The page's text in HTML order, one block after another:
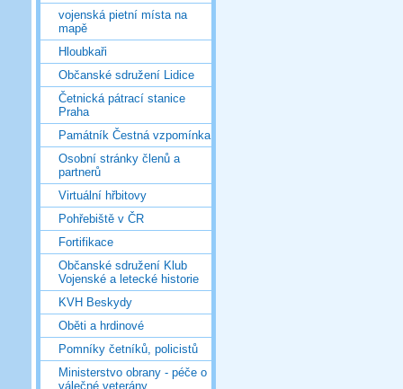
vojenská pietní místa na
mapě
Hloubkaři
Občanské sdružení Lidice
Četnická pátrací stanice
Praha
Památník Čestná vzpomínka
Osobní stránky členů a
partnerů
Virtuální hřbitovy
Pohřebiště v ČR
Fortifikace
Občanské sdružení Klub
Vojenské a letecké historie
KVH Beskydy
Oběti a hrdinové
Pomníky četníků, policistů
Ministerstvo obrany - péče o
válečné veterány